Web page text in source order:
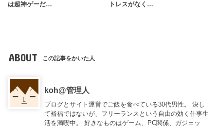
は超神ゲーだ…
トレスがなく…
ABOUT この記事をかいた人
koh@管理人
ブログとサイト運営でご飯を食べている30代男性。 決し
て裕福ではないが、フリーランスという自由の効く仕事生
活を満喫中。 好きなものはゲーム、PC関係、ガジェッ